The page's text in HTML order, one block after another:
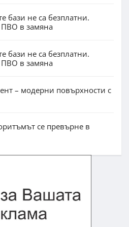
бази не са безплатни.
ПВО в замяна
бази не са безплатни.
ПВО в замяна
– модерни повърхности с
се превърне в